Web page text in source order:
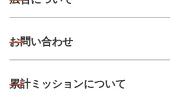
お問い合わせ
累計ミッションについて